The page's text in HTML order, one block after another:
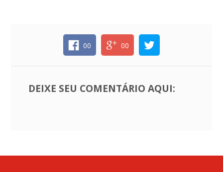
00 00
DEIXE SEU COMENTÁRIO AQUI: